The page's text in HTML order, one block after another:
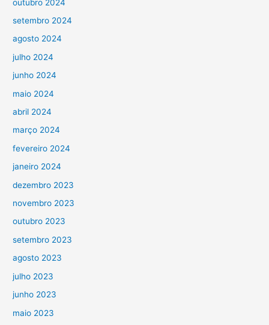
outubro 2024
setembro 2024
agosto 2024
julho 2024
junho 2024
maio 2024
abril 2024
março 2024
fevereiro 2024
janeiro 2024
dezembro 2023
novembro 2023
outubro 2023
setembro 2023
agosto 2023
julho 2023
junho 2023
maio 2023